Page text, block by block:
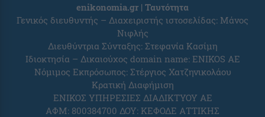
enikonomia.gr | Ταυτότητα
Γενικός διευθυντής – Διαχειριστής ιστοσελίδας: Μάνος
Νιφλής
Διευθύντρια Σύνταξης: Στεφανία Κασίμη
Ιδιοκτησία – Δικαιούχος domain name: ENIKOS AE
Νόμιμος Εκπρόσωπος: Στέργιος Χατζηνικολάου
Κρατική Διαφήμιση
ΕΝΙΚΟΣ ΥΠΗΡΕΣΙΕΣ ΔΙΑΔΙΚΤΥΟΥ ΑΕ
ΑΦΜ: 800384700 ΔΟΥ: ΚΕΦΟΔΕ ΑΤΤΙΚΗΣ